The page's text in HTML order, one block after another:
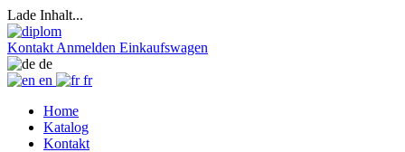
Lade Inhalt...
Kontakt Anmelden Einkaufswagen
de
en
fr
Home
Katalog
Kontakt